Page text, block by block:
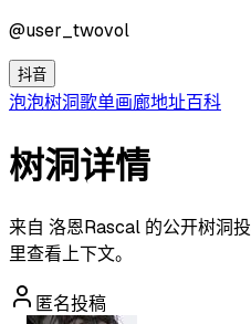
@user_twovol
抖音
泡泡树洞歌单画廊地址百科
树洞详情
来自 洛恩Rascal 的公开树洞
里查看上下文。
匿名投稿